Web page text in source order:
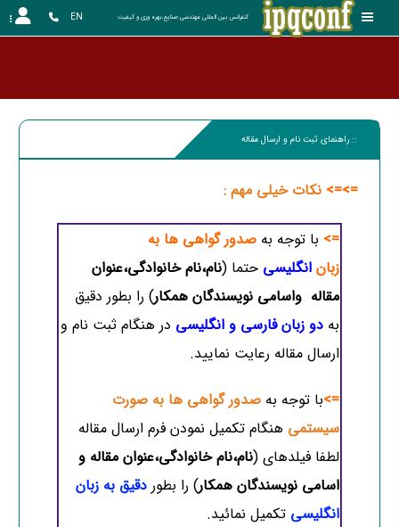
کنفرانس بین المللی مهندسی صنایع،بهره وری و کیفیت EN
:: راهنمای ثبت نام و ارسال مقاله
=>=> نکات خیلی مهم :
=> با توجه به صدور گواهی ها به
زبان انگلیسی حتما (نام،نام خانوادگی،عنوان
مقاله واسامی نویسندگان همکار) را بطور دقیق
به دو زبان فارسی و انگلیسی در هنگام ثبت نام و
ارسال مقاله رعایت نمایید.
=>با توجه به صدور گواهی ها به صورت
سیستمی هنگام تکمیل نمودن فرم ارسال مقاله
لطفا فیلدهای (نام،نام خانوادگی،عنوان مقاله و
اسامی نویسندگان همکار) را بطور دقیق به زبان
انگلیسی تکمیل نمائید.